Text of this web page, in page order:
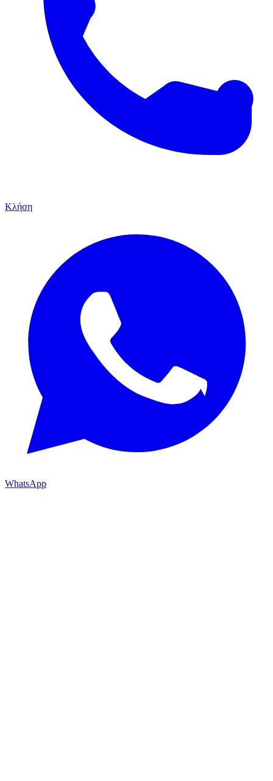
Κλήση
WhatsApp